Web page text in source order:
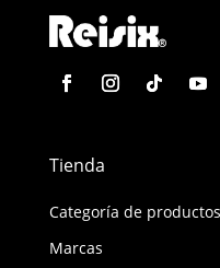
Tienda
Categoría de productos
Marcas